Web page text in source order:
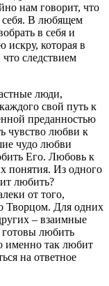
нам говорит, что
В любящем
в себя и
которая в
следствием
люди,
свой путь к
преданностью
чувство любви к
чудо любви
Его. Любовь к
понятия. Из одного
любить?
от того,
Творцом. Для одних
– взаимные
готовы любить
именно так любит
на ответное